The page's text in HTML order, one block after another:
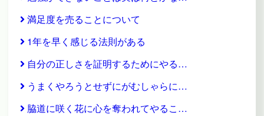
満足度を売ることについて
1年を早く感じる法則がある
自分の正しさを証明するためにやる…
うまくやろうとせずにがむしゃらに…
脇道に咲く花に心を奪われてやるこ…